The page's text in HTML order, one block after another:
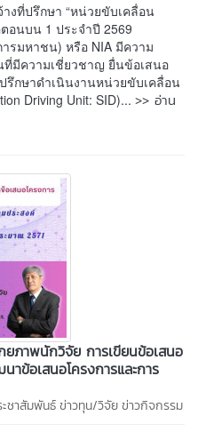
งที่ปรึกษา “หน่วยขับเคลื่อน
อนบน 1 ประจำปี 2569
รมหาชน) หรือ NIA มีความ
มีความเชี่ยวชาญ ยื่นข้อเสนอ
รึกษาดำเนินงานหน่วยขับเคลื่อน
Driving Unit: SID)... >> อ่าน
ภาพนักวิจัย การเขียนข้อเสนอ
ข้อเสนอโครงการและการ
ชาสัมพันธ์ข่าวทุน/วิจัยข่าวกิจกรรม